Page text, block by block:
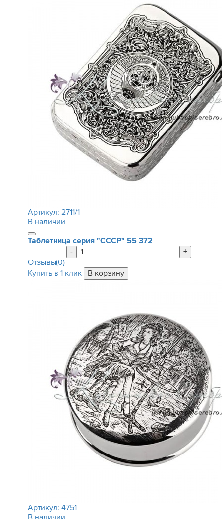
Артикул: 2711/1
В наличии
Таблетница серия "СССР" 55 372
-
+
Отзывы(0)
Купить в 1 клик
Артикул: 4751
В наличии